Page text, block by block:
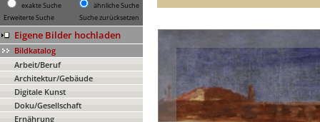
exakte Suche
ähnliche Suche
Erweiterte Suche
Suche zurücksetzen
Eigene Bilder hochladen
Bildkatalog
Arbeit/Beruf
Architektur/Gebäude
Digitale Kunst
Doku/Gesellschaft
Ernährung